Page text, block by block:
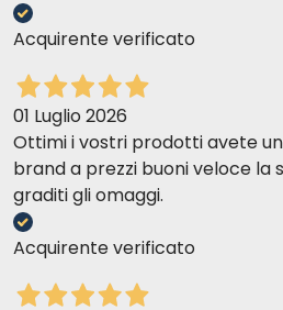
Acquirente verificato
01 Luglio 2026
Ottimi i vostri prodotti avete
brand a prezzi buoni veloce la
graditi gli omaggi.
Acquirente verificato